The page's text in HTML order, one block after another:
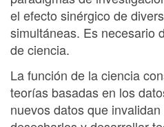
el efecto sinérgico de
simultáneas. Es necesario
de ciencia.
La función de la ciencia
teorías basadas en los
nuevos datos que